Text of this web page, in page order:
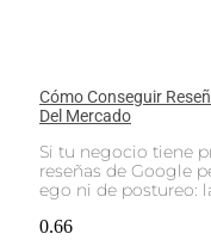
Cómo Conseguir
Del Mercado
Si tu negocio tiene
reseñas de Google
ego ni de postureo: